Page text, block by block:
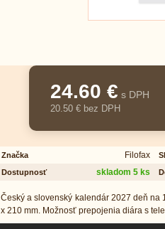
24.60 € s DPH
20.50 € bez DPH
Značka Filofax
Dostupnosť
skladom 5 ks
Český a slovenský kalendár 2027 deň
x 210 mm. Možnosť prepojenia diára s